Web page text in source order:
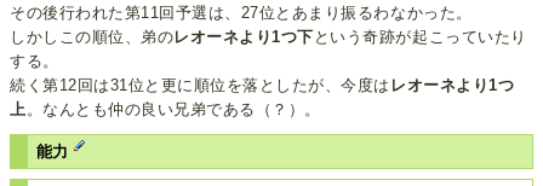
その後行われた第11回予選は、27位とあまり振るわなかった。
しかしこの順位、弟のレオーネより1つ下 という奇跡が起こっていたり
する。
続く第12回は31位と更に順位を落としたが、今度は レオーネより1つ
上。なんとも仲の良い兄弟である（？）。
能力